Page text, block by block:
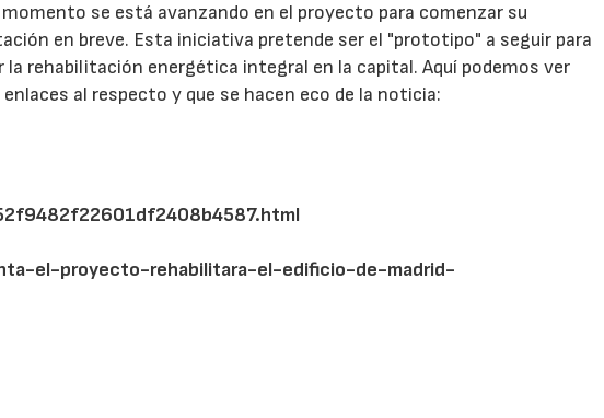
se está avanzando en el proyecto para comenzar su
en breve. Esta iniciativa pretende ser el "prototipo" a seguir para
la rehabilitación energética integral en la capital. Aquí podemos ver
al respecto y que se hacen eco de la noticia:
el-proyecto-rehabilitara-el-edificio-de-madrid-